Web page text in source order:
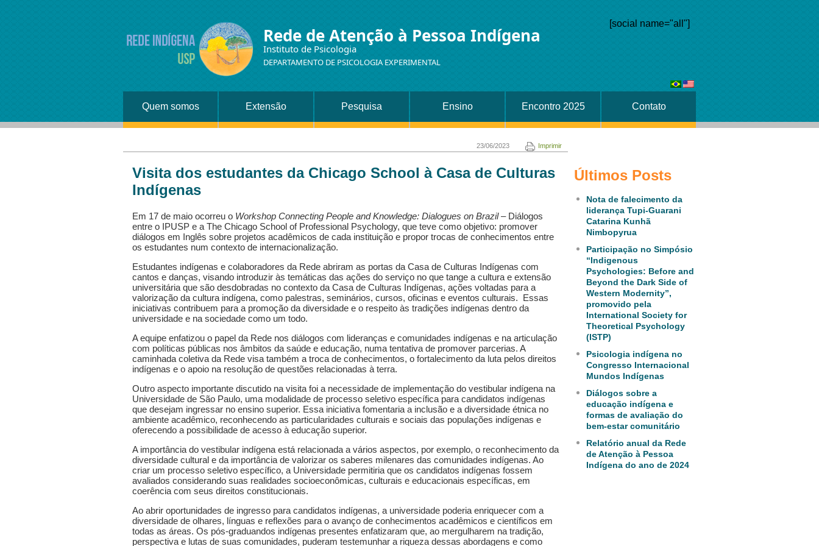
Rede de Atenção à Pessoa Indígena
Instituto de Psicologia
DEPARTAMENTO DE PSICOLOGIA EXPERIMENTAL
[social name="all"]
Quem somos Extensão Pesquisa Ensino Encontro 2025 Contato
23/06/2023 Imprimir
Visita dos estudantes da Chicago School à Casa de Culturas
Indígenas
Em 17 de maio ocorreu o Workshop Connecting People and Knowledge: Dialogues on Brazil– Diálogos
entre o IPUSP e a The Chicago School of Professional Psychology, que teve como objetivo: promover
diálogos em Inglês sobre projetos acadêmicos de cada instituição e propor trocas de conhecimentos entre
os estudantes num contexto de internacionalização.
Estudantes indígenas e colaboradores da Rede abriram as portas da Casa de Culturas Indígenas com
cantos e danças, visando introduzir às temáticas das ações do serviço no que tange a cultura e extensão
universitária que são desdobradas no contexto da Casa de Culturas Indígenas, ações voltadas para a
valorização da cultura indígena, como palestras, seminários, cursos, oficinas e eventos culturais. Essas
iniciativas contribuem para a promoção da diversidade e o respeito às tradições indígenas dentro da
universidade e na sociedade como um todo.
A equipe enfatizou o papel da Rede nos diálogos com lideranças e comunidades indígenas e na articulação
com políticas públicas nos âmbitos da saúde e educação, numa tentativa de promover parcerias. A
caminhada coletiva da Rede visa também a troca de conhecimentos, o fortalecimento da luta pelos direitos
indígenas e o apoio na resolução de questões relacionadas à terra.
Outro aspecto importante discutido na visita foi a necessidade de implementação do vestibular indígena na
Universidade de São Paulo, uma modalidade de processo seletivo específica para candidatos indígenas
que desejam ingressar no ensino superior. Essa iniciativa fomentaria a inclusão e a diversidade étnica no
ambiente acadêmico, reconhecendo as particularidades culturais e sociais das populações indígenas e
oferecendo a possibilidade de acesso à educação superior.
A importância do vestibular indígena está relacionada a vários aspectos, por exemplo, o reconhecimento da
diversidade cultural e da importância de valorizar os saberes milenares das comunidades indígenas. Ao
criar um processo seletivo específico, a Universidade permitiria que os candidatos indígenas fossem
avaliados considerando suas realidades socioeconômicas, culturais e educacionais específicas, em
coerência com seus direitos constitucionais.
Ao abrir oportunidades de ingresso para candidatos indígenas, a universidade poderia enriquecer com a
diversidade de olhares, línguas e reflexões para o avanço de conhecimentos acadêmicos e científicos em
todas as áreas. Os pós-graduandos indígenas presentes enfatizaram que, ao mergulharem na tradição,
perspectiva e lutas de suas comunidades, puderam testemunhar a riqueza dessas abordagens e como
Últimos Posts
Nota de falecimento da
liderança Tupi-Guarani
Catarina Kunhã
Nimbopyrua
Participação no Simpósio
“Indigenous
Psychologies: Before and
Beyond the Dark Side of
Western Modernity”,
promovido pela
International Society for
Theoretical Psychology
(ISTP)
Psicologia indígena no
Congresso Internacional
Mundos Indígenas
Diálogos sobre a
educação indígena e
formas de avaliação do
bem-estar comunitário
Relatório anual da Rede
de Atenção à Pessoa
Indígena do ano de 2024